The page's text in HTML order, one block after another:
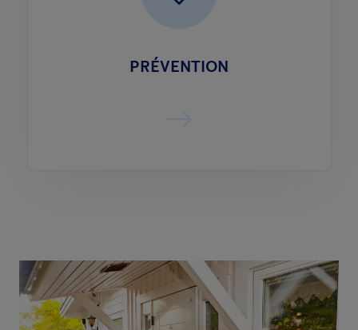
PRÉVENTION